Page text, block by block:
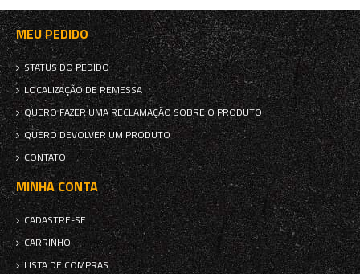
MEU PEDIDO
STATUS DO PEDIDO
LOCALIZAÇÃO DE REMESSA
QUERO FAZER UMA RECLAMAÇÃO SOBRE O PRODUTO
QUERO DEVOLVER UM PRODUTO
CONTATO
MINHA CONTA
CADASTRE-SE
CARRINHO
LISTA DE COMPRAS